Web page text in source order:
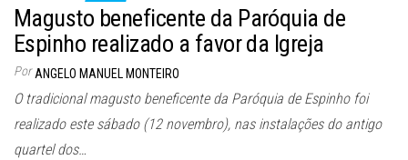
Magusto beneficente da Paróquia de
Espinho realizado a favor da Igreja
Por ANGELO MANUEL MONTEIRO
O tradicional magusto beneficente da Paróquia de Espinho foi
realizado este sábado (12 novembro), nas instalações do antigo
quartel dos…